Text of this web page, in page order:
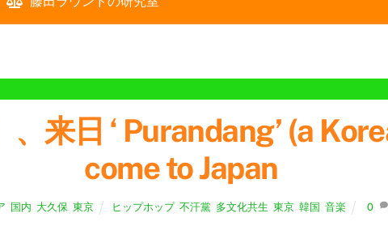
来日 ‘ Purandang’ (a
come to Japan
国内 大久保 ,東京 ヒップホップ,不汗黨 多文化共生 ,東京 ,韓国 ,音楽 0